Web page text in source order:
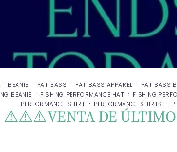
· BEANIE · FAT BASS · FAT BASS APPAREL · FAT BASS
BEANIE · FISHING PERFORMANCE HAT · FISHING
PERFORMANCE SHIRT · PERFORMANCE SHIRTS ·
⚠️⚠️⚠️VENTA DE